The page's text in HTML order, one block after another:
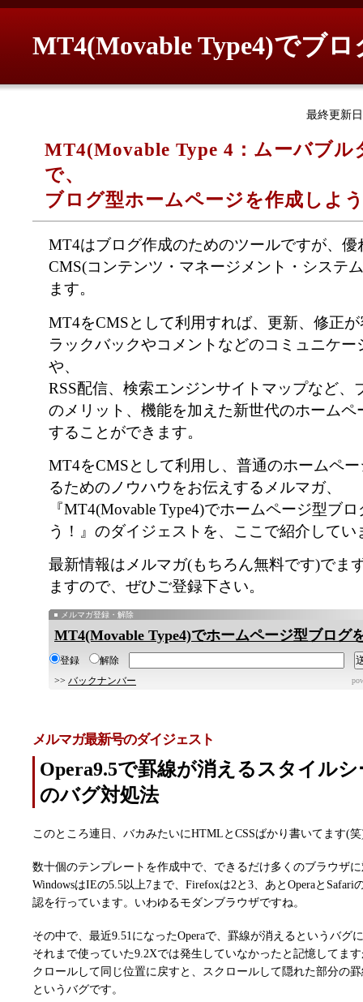
MT4(Movable Type4)でブ
最終更新
MT4(Movable Type 4：ムーバブル
で、
ブログ型ホームページを作成しよ
MT4はブログ作成のためのツールですが、優
CMS(コンテンツ・マネージメント・システ
ます。
MT4をCMSとして利用すれば、更新、修正
ラックバックやコメントなどのコミュニケー
や、
RSS配信、検索エンジンサイトマップなど、
のメリット、機能を加えた新世代のホームペ
することができます。
MT4をCMSとして利用し、普通のホームペ
るためのノウハウをお伝えするメルマガ、
『MT4(Movable Type4)でホームページ型ブ
う！』のダイジェストを、ここで紹介してい
最新情報はメルマガ(もちろん無料です)でま
ますので、ぜひご登録下さい。
メルマガ登録・解除
MT4(Movable Type4)でホームページ型ブログ
登録
解除
>> バックナンバー
メルマガ最新号のダイジェスト
Opera9.5で罫線が消えるスタイルシ
のバグ対処法
このところ連日、バカみたいにHTMLとCSSばかり書いてます(
数十個のテンプレートを作成中で、できるだけ多くのブラウザ
WindowsはIEの5.5以上7まで、Firefoxは2と3、あとOperaとSafari
認を行っています。いわゆるモダンブラウザですね。
その中で、最近9.51になったOperaで、罫線が消えるというバグ
それまで使っていた9.2Xでは発生していなかったと記憶してま
クロールして同じ位置に戻すと、スクロールして隠れた部分の
というバグです。